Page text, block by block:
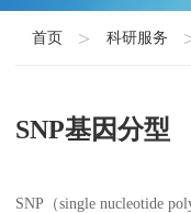
首页 科研服务
SNP基因分型
SNP（single nucleotide